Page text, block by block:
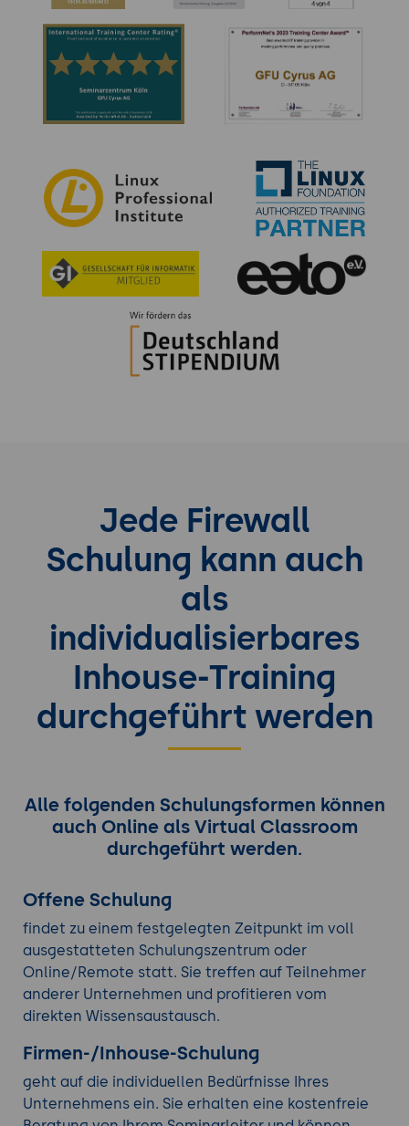
Jede Firewall
Schulung kann auch
als
individualisierbares
Inhouse-Training
durchgeführt werden
Alle folgenden Schulungsformen können
auch Online als Virtual Classroom
durchgeführt werden.
Offene Schulung
findet zu einem festgelegten Zeitpunkt im voll
ausgestatteten Schulungszentrum oder
Online/Remote statt. Sie treffen auf Teilnehmer
anderer Unternehmen und profitieren vom
direkten Wissensaustausch.
Firmen-/Inhouse-Schulung
geht auf die individuellen Bedürfnisse Ihres
Unternehmens ein. Sie erhalten eine kostenfreie